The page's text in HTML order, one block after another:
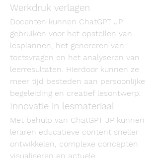
Werkdruk verlagen
Docenten kunnen ChatGPT JP
gebruiken voor het opstellen van
lesplannen, het genereren van
toetsvragen en het analyseren van
leerresultaten. Hierdoor kunnen ze
meer tijd besteden aan persoonlijke
begeleiding en creatief lesontwerp.
Innovatie in lesmateriaal
Met behulp van ChatGPT JP kunnen
leraren educatieve content sneller
ontwikkelen, complexe concepten
visualiseren en actuele